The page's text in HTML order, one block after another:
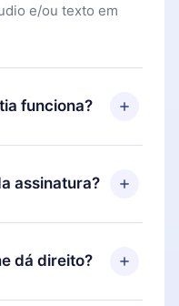
e/ou texto em
funciona?
e começar a
por algum motivo
basta
Você receberá
assinatura?
a partir do
exemplo, se
mensal para
dá direito?